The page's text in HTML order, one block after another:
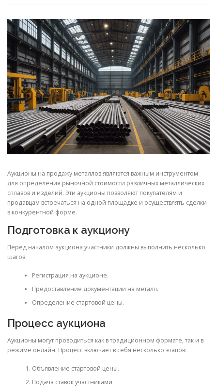
СВОЙСТВА МЕТАЛЛОВ СОРТА МЕТАЛЛОВ
СТАТЬИ
Аукционы на продажу металлов являются важным инструментом
для определения рыночной стоимости различных металлических
сплавов и изделий. Эти аукционы позволяют покупателям и
продавцам встречаться на одной площадке и осуществлять сделки
в конкурентной форме.
Подготовка к аукциону
Перед началом аукциона участники должны выполнить несколько
шагов:
Регистрация на аукционе.
Предоставление документации на металл.
Определение стартовой цены.
Процесс аукциона
Аукционы могут проводиться как в традиционном формате, так и в
режиме онлайн. Процесс включает в себя несколько этапов:
Объявление стартовой цены.
Подача ставок участниками.